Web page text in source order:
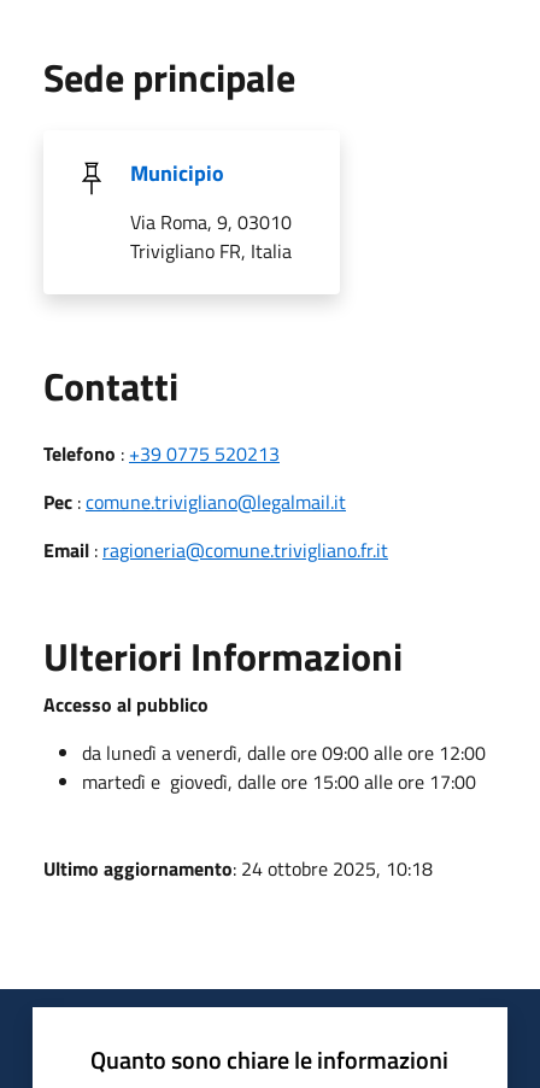
Sede principale
Municipio
Via Roma, 9, 03010
Trivigliano FR, Italia
Contatti
Telefono : +39 0775 520213
Pec :comune.trivigliano@legalmail.it
Email : ragioneria@comune.trivigliano.fr.it
Ulteriori Informazioni
Accesso al pubblico
da lunedì a venerdì, dalle ore 09:00 alle ore 12:00
martedì e giovedì, dalle ore 15:00 alle ore 17:00
Ultimo aggiornamento: 24 ottobre 2025, 10:18
Quanto sono chiare le informazioni